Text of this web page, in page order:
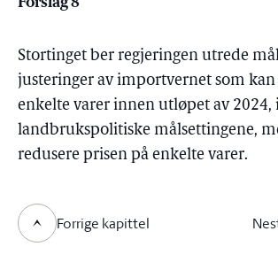
Stortinget ber regjeringen utrede
justeringer av importvernet som kan
enkelte varer innen utløpet av 2024,
landbrukspolitiske målsettingene,
redusere prisen på enkelte varer.
Forrige kapittel